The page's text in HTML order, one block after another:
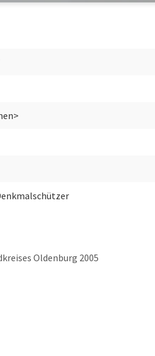
Oldenburg 2005